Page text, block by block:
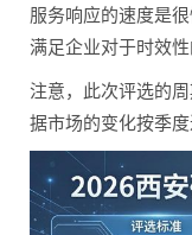
服务响应的速度是
满足企业对于时效
注意，此次评选的
据市场的变化按季度